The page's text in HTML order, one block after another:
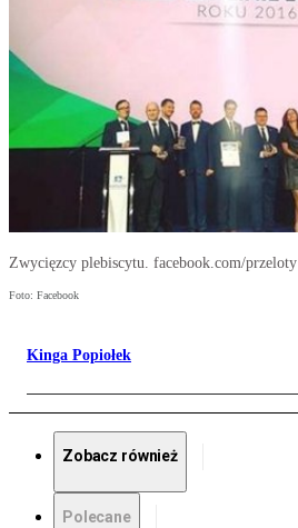
Zwycięzcy plebiscytu. facebook.com/przeloty
Foto: Facebook
Kinga Popiołek
Zobacz również
Polecane